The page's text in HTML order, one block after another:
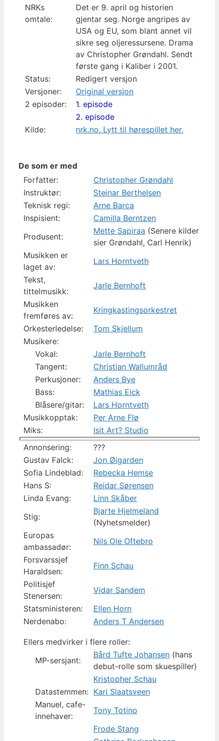
NRKs
omtale:
Det er 9. april og historien
gjentar seg. Norge angripes av
USA og EU, som blant annet vil
sikre seg oljeressursene. Drama
av Christopher Grøndahl. Sendt
første gang i Kaliber i 2001.
Status:
Redigert versjon
Versjoner:
Original versjon
2 episoder:
1. episode
2. episode
Kilde:
nrk.no. Lytt til hørespillet her.
De som er med
Forfatter:
Christopher Grøndahl
Instruktør:
Steinar Berthelsen
Teknisk regi:
Arne Barca
Inspisient:
Camilla Berntzen
Produsent:
Mette Sapiraa (Senere kilder
sier Grøndahl, Carl Henrik)
Musikken er
laget av:
Lars Horntveth
Tekst,
tittelmusikk:
Jarle Bernhoft
Musikken
fremføres av:
Kringkastingsorkestret
Orkesterledelse:
Tom Skjellum
Musikere:
Vokal:
Jarle Bernhoft
Tangent:
Christian Wallumråd
Perkusjoner:
Anders Bye
Bass:
Mathias Eick
Blåsere/gitar:
Lars Horntveth
Musikkopptak:
Per Arne Flø
Miks:
Isit Art? Studio
Annonsering:
???
Gustav Falck:
Jon Øigarden
Sofia Lindeblad:
Rebecka Hemse
Hans S:
Reidar Sørensen
Linda Evang:
Linn Skåber
Stig:
Bjarte Hjelmeland
(Nyhetsmelder)
Europas
ambassadør:
Nils Ole Oftebro
Forsvarssjef
Haraldsen:
Finn Schau
Politisjef
Stenersen:
Vidar Sandem
Statsministeren:
Ellen Horn
Nerdenabo:
Anders T Andersen
Ellers medvirker i flere roller:
MP-sersjant:
Bård Tufte Johansen (hans
debut-rolle som skuespiller)
Kristopher Schau
Datastemmen: Kari Slaatsveen
Manuel, cafe-
innehaver:
Tony Totino
Frode Stang